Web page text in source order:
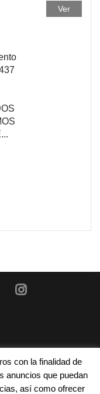
Ver
tasaremos su
con la finalidad de
anuncios que puedan
así como ofrecer